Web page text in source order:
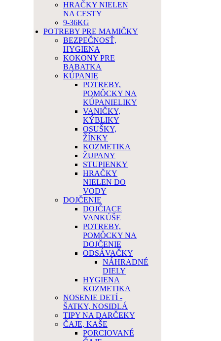
HRAČKY NIELEN
NA CESTY
9-36KG
POTREBY PRE MAMIČKY
BEZPEČNOSŤ,
HYGIENA
KOKONY PRE
BABATKA
KÚPANIE
POTREBY,
POMÔCKY NA
KÚPANIELIKY
VANIČKY,
KÝBLIKY
OSUŠKY,
ŽÍNKY
KOZMETIKA
ŽUPANY
STUPIENKY
HRAČKY
NIELEN DO
VODY
DOJČENIE
DOJČIACE
VANKÚŠE
POTREBY,
POMÔCKY NA
DOJČENIE
ODSÁVAČKY
NÁHRADNÉ
DIELY
HYGIENA
KOZMETIKA
NOSENIE DETÍ -
ŠATKY, NOSIDLÁ
TIPY NA DARČEKY
ČAJE, KAŠE
PORCIOVANÉ